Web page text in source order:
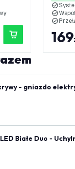
169
- gniazdo
Białe Duo -